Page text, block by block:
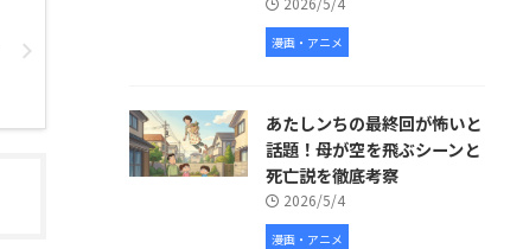
漫画・アニメ
あたしンちの最終回が怖いと
話題！母が空を飛ぶシーンと
死亡説を徹底考察
2026/5/4
漫画・アニメ